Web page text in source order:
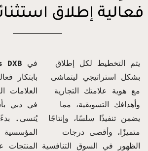
فعالية إطلاق
في DXB
بابتكار
العلامات
في دبي
يُنسى.
المؤسسية
المنتجات
يتم التخطيط لكل إطلاق
بشكل استراتيجي ليتماشى
مع هوية علامتك التجارية
وأهدافك التسويقية، مما
يضمن تنفيذًا سلسًا، وإنتاجًا
متميزًا، وأقصى درجات
الظهور في السوق التنافسية